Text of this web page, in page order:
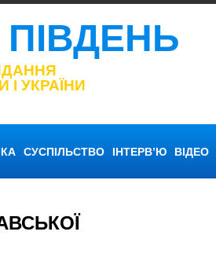
УКРАЇНИ
СУСПІЛЬСТВО ІНТЕРВ’Ю ВІДЕО